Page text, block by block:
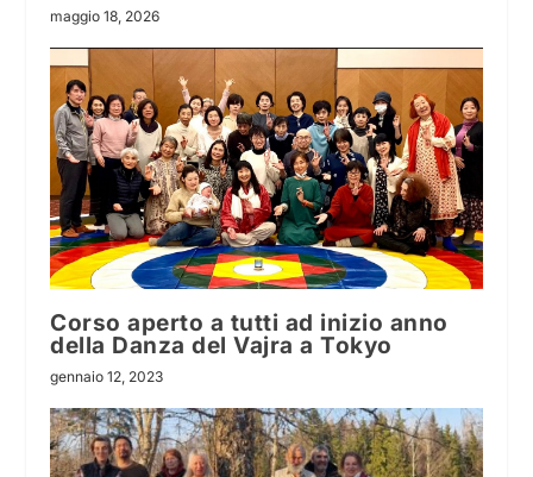
maggio 18, 2026
Corso aperto a tutti ad inizio anno
della Danza del Vajra a Tokyo
gennaio 12, 2023